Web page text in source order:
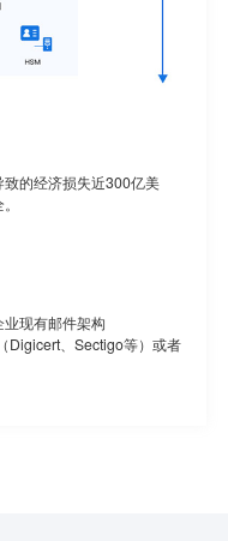
的经济损失近300亿美
现有邮件架构
Digicert、Sectigo等）或者